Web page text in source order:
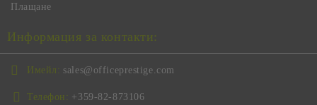
Плащане
Информация за контакти:
Имейл: sales@officeprestige.com
Телефон: +359-82-873106